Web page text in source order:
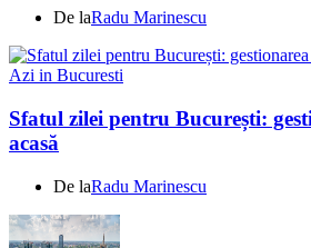
De laRadu Marinescu
Azi in Bucuresti
Sfatul zilei pentru București:
acasă
De laRadu Marinescu